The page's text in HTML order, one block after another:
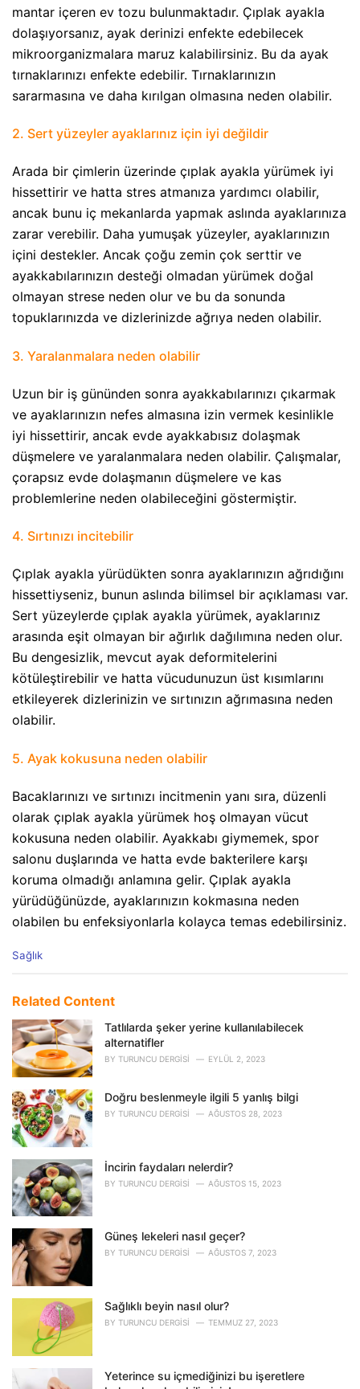
mantar içeren ev tozu bulunmaktadır. Çıplak ayakla
dolaşıyorsanız, ayak derinizi enfekte edebilecek
mikroorganizmalara maruz kalabilirsiniz. Bu da ayak
tırnaklarınızı enfekte edebilir. Tırnaklarınızın
sararmasına ve daha kırılgan olmasına neden olabilir.
2. Sert yüzeyler ayaklarınız için iyi değildir
Arada bir çimlerin üzerinde çıplak ayakla yürümek iyi
hissettirir ve hatta stres atmanıza yardımcı olabilir,
ancak bunu iç mekanlarda yapmak aslında ayaklarınıza
zarar verebilir. Daha yumuşak yüzeyler, ayaklarınızın
içini destekler. Ancak çoğu zemin çok serttir ve
ayakkabılarınızın desteği olmadan yürümek doğal
olmayan strese neden olur ve bu da sonunda
topuklarınızda ve dizlerinizde ağrıya neden olabilir.
3. Yaralanmalara neden olabilir
Uzun bir iş gününden sonra ayakkabılarınızı çıkarmak
ve ayaklarınızın nefes almasına izin vermek kesinlikle
iyi hissettirir, ancak evde ayakkabısız dolaşmak
düşmelere ve yaralanmalara neden olabilir. Çalışmalar,
çorapsız evde dolaşmanın düşmelere ve kas
problemlerine neden olabileceğini göstermiştir.
4. Sırtınızı incitebilir
Çıplak ayakla yürüdükten sonra ayaklarınızın ağrıdığını
hissettiyseniz, bunun aslında bilimsel bir açıklaması var.
Sert yüzeylerde çıplak ayakla yürümek, ayaklarınız
arasında eşit olmayan bir ağırlık dağılımına neden olur.
Bu dengesizlik, mevcut ayak deformitelerini
kötüleştirebilir ve hatta vücudunuzun üst kısımlarını
etkileyerek dizlerinizin ve sırtınızın ağrımasına neden
olabilir.
5. Ayak kokusuna neden olabilir
Bacaklarınızı ve sırtınızı incitmenin yanı sıra, düzenli
olarak çıplak ayakla yürümek hoş olmayan vücut
kokusuna neden olabilir. Ayakkabı giymemek, spor
salonu duşlarında ve hatta evde bakterilere karşı
koruma olmadığı anlamına gelir. Çıplak ayakla
yürüdüğünüzde, ayaklarınızın kokmasına neden
olabilen bu enfeksiyonlarla kolayca temas edebilirsiniz.
C
e
o
r
i
e
:
Sağlık
Related Content
Tatlılarda şeker yerine kullanılabilecek
alternatifler
BY TURUNCU DERGISI EYLÜL 2, 2023
Doğru beslenmeyle ilgili 5 yanlış bilgi
BY TURUNCU DERGISI AĞUSTOS 28, 2023
İncirin faydaları nelerdir?
BY TURUNCU DERGISI AĞUSTOS 15, 2023
Güneş lekeleri nasıl geçer?
BY TURUNCU DERGISI AĞUSTOS 7, 2023
Sağlıklı beyin nasıl olur?
BY TURUNCU DERGISI TEMMUZ 27, 2023
Yeterince su içmediğinizi bu işeretlere